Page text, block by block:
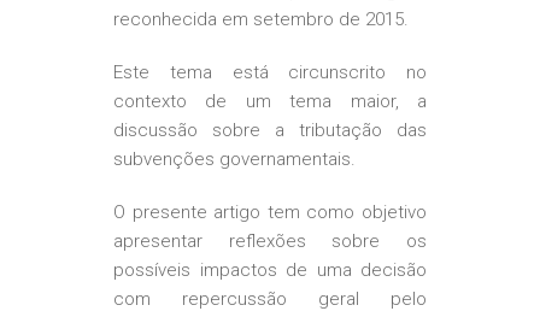
reconhecida em setembro de 2015.
Este tema está circunscrito no
contexto de um tema maior, a
discussão sobre a tributação das
subvenções governamentais.
O presente artigo tem como objetivo
apresentar reflexões sobre os
possíveis impactos de uma decisão
com repercussão geral pelo